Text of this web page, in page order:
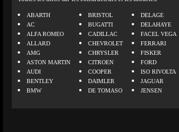
ABARTH
AC
ALFA ROMEO
ALLARD
AMG
ASTON MARTIN
AUDI
BENTLEY
BMW
BRISTOL
BUGATTI
CADILLAC
CHEVROLET
CHRYSLER
CITROEN
COOPER
DAIMLER
DE TOMASO
DELAGE
DELAHAYE
FACEL VEGA
FERRARI
FISKER
FORD
ISO RIVOLTA
JAGUAR
JENSEN